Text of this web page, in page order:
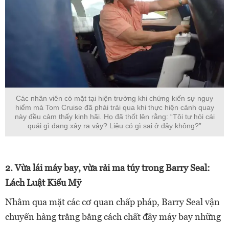
Các nhân viên có mặt tại hiện trường khi chứng kiến sự nguy
hiểm mà Tom Cruise đã phải trải qua khi thực hiện cảnh quay
này đều cảm thấy kinh hãi. Họ đã thốt lên rằng: “Tôi tự hỏi cái
quái gì đang xảy ra vậy? Liệu có gì sai ở đây không?”
2. Vừa lái máy bay, vừa rải ma túy trong Barry Seal:
Lách Luật Kiểu Mỹ
Nhằm qua mặt các cơ quan chấp pháp, Barry Seal vận
chuyển hàng trắng bằng cách chất đầy máy bay những